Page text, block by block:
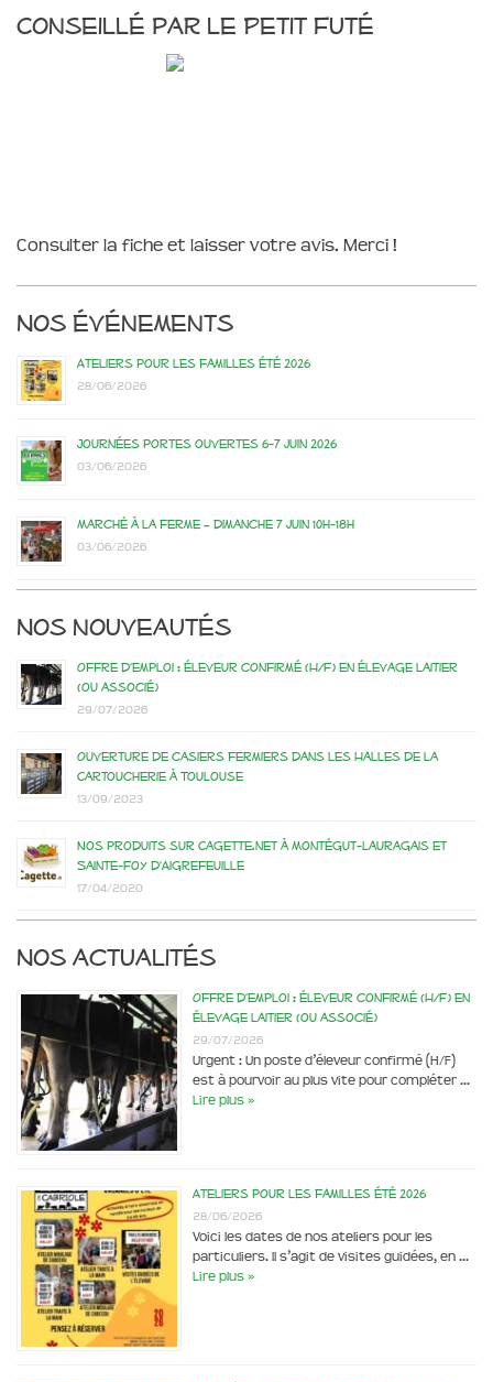
Conseillé par le Petit Futé
Consulter la fiche et laisser votre avis. Merci !
Nos événements
Ateliers pour les familles été 2026
28/06/2026
Journées portes ouvertes 6-7 juin 2026
03/06/2026
Marché à la ferme – dimanche 7 juin 10h-18h
03/06/2026
Nos nouveautés
Offre d’emploi : éleveur confirmé (H/F) en élevage laitier
(ou associé)
29/07/2026
Ouverture de casiers fermiers dans les Halles de la
Cartoucherie à Toulouse
13/09/2023
Nos produits sur Cagette.net à Montégut-Lauragais et
Sainte-Foy d’Aigrefeuille
17/04/2020
Nos actualités
Offre d’emploi : éleveur confirmé (H/F) en
élevage laitier (ou associé)
29/07/2026
Urgent : Un poste d’éleveur confirmé (H/F)
est à pourvoir au plus vite pour compléter …
Lire plus »
Ateliers pour les familles été 2026
28/06/2026
Voici les dates de nos ateliers pour les
particuliers. Il s’agit de visites guidées, en …
Lire plus »